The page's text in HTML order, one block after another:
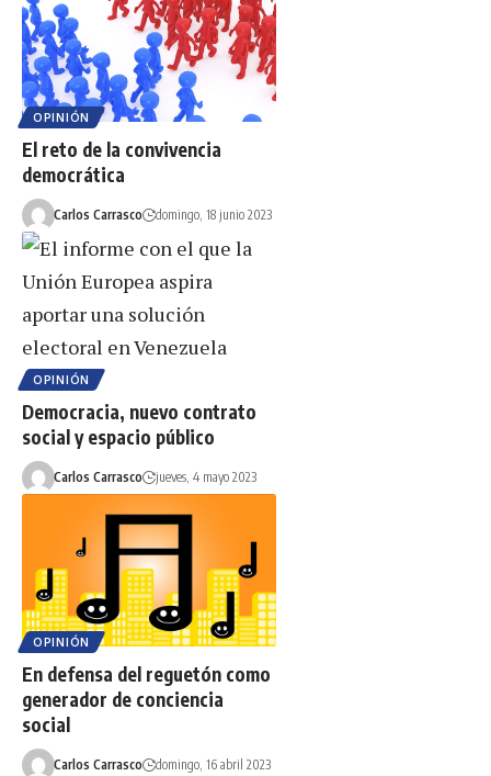
OPINIÓN
El reto de la convivencia
democrática
Carlos Carrasco domingo, 18 junio 2023
OPINIÓN
Democracia, nuevo contrato
social y espacio público
Carlos Carrasco jueves, 4 mayo 2023
OPINIÓN
En defensa del reguetón​ como
generador de conciencia
social
Carlos Carrasco domingo, 16 abril 2023